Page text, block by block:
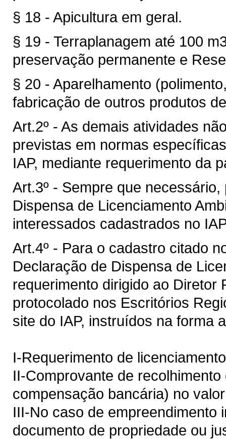
§ 18 - Apicultura em geral.
§ 19 - Terraplanagem até 100
preservação permanente e
§ 20 - Aparelhamento
fabricação de outros produtos
Art.2º - As demais atividades
previstas em normas
IAP, mediante requerimento da
Art.3º - Sempre que
Dispensa de Licenciamento
interessados cadastrados no
Art.4º - Para o cadastro citado
Declaração de Dispensa de
requerimento dirigido ao Diretor
protocolado nos Escritórios
site do IAP, instruídos na forma
I-Requerimento de
II-Comprovante de
compensação bancária) no
III-No caso de empreendimento
documento de propriedade ou